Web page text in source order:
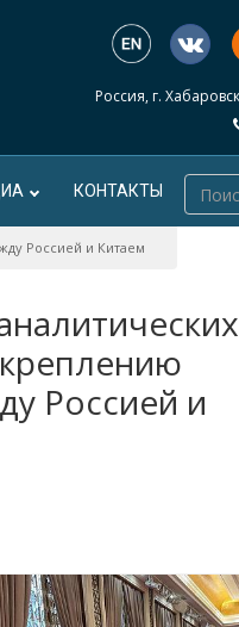
Россия, г.
КОНТАКТЫ
Россией и Китаем
Россией и